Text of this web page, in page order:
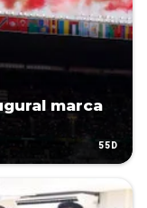
marca
55D